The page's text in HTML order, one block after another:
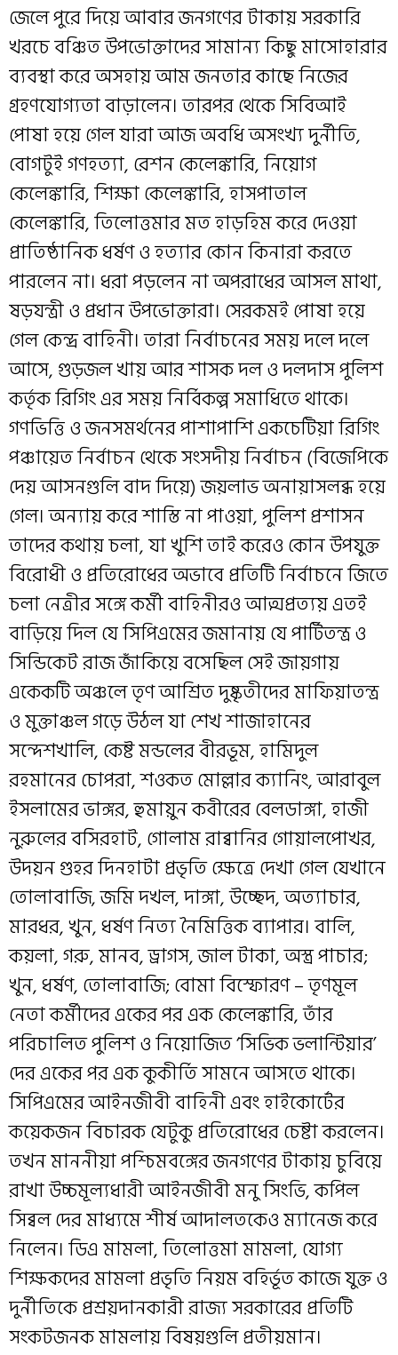
জেলে পুরে দিয়ে আবার জনগণের টাকায় সরকারি
খরচে বঞ্চিত উপভোক্তাদের সামান্য কিছু মাসোহারার
ব্যবস্থা করে অসহায় আম জনতার কাছে নিজের
গ্রহণযোগ্যতা বাড়ালেন। তারপর থেকে সিবিআই
পোষা হয়ে গেল যারা আজ অবধি অসংখ্য দুর্নীতি,
বোগটুই গণহত্যা, রেশন কেলেঙ্কারি, নিয়োগ
কেলেঙ্কারি, শিক্ষা কেলেঙ্কারি, হাসপাতাল
কেলেঙ্কারি, তিলোত্তমার মত হাড়হিম করে দেওয়া
প্রাতিষ্ঠানিক ধর্ষণ ও হত্যার কোন কিনারা করতে
পারলেন না। ধরা পড়লেন না অপরাধের আসল মাথা,
ষড়যন্ত্রী ও প্রধান উপভোক্তারা। সেরকমই পোষা হয়ে
গেল কেন্দ্র বাহিনী। তারা নির্বাচনের সময় দলে দলে
আসে, গুড়জল খায় আর শাসক দল ও দলদাস পুলিশ
কর্তৃক রিগিং এর সময় নির্বিকল্প সমাধিতে থাকে।
গণভিত্তি ও জনসমর্থনের পাশাপাশি একচেটিয়া রিগিং
পঞ্চায়েত নির্বাচন থেকে সংসদীয় নির্বাচন (বিজেপিকে
দেয় আসনগুলি বাদ দিয়ে) জয়লাভ অনায়াসলব্ধ হয়ে
গেল। অন্যায় করে শাস্তি না পাওয়া, পুলিশ প্রশাসন
তাদের কথায় চলা, যা খুশি তাই করেও কোন উপযুক্ত
বিরোধী ও প্রতিরোধের অভাবে প্রতিটি নির্বাচনে জিতে
চলা নেত্রীর সঙ্গে কর্মী বাহিনীরও আত্মপ্রত্যয় এতই
বাড়িয়ে দিল যে সিপিএমের জমানায় যে পার্টিতন্ত্র ও
সিন্ডিকেট রাজ জাঁকিয়ে বসেছিল সেই জায়গায়
একেকটি অঞ্চলে তৃণ আশ্রিত দুষ্কৃতীদের মাফিয়াতন্ত্র
ও মুক্তাঞ্চল গড়ে উঠল যা শেখ শাজাহানের
সন্দেশখালি, কেষ্ট মন্ডলের বীরভূম, হামিদুল
রহমানের চোপরা, শওকত মোল্লার ক্যানিং, আরাবুল
ইসলামের ভাঙ্গর, হুমায়ুন কবীরের বেলডাঙ্গা, হাজী
নুরুলের বসিরহাট, গোলাম রাব্বানির গোয়ালপোখর,
উদয়ন গুহর দিনহাটা প্রভৃতি ক্ষেত্রে দেখা গেল যেখানে
তোলাবাজি, জমি দখল, দাঙ্গা, উচ্ছেদ, অত্যাচার,
মারধর, খুন, ধর্ষণ নিত্য নৈমিত্তিক ব্যাপার। বালি,
কয়লা, গরু, মানব, ড্রাগস, জাল টাকা, অস্ত্র পাচার;
খুন, ধর্ষণ, তোলাবাজি; বোমা বিস্ফোরণ – তৃণমূল
নেতা কর্মীদের একের পর এক কেলেঙ্কারি, তাঁর
পরিচালিত পুলিশ ও নিয়োজিত ‘সিভিক ভলান্টিয়ার’
দের একের পর এক কুকীর্তি সামনে আসতে থাকে।
সিপিএমের আইনজীবী বাহিনী এবং হাইকোর্টের
কয়েকজন বিচারক যেটুকু প্রতিরোধের চেষ্টা করলেন।
তখন মাননীয়া পশ্চিমবঙ্গের জনগণের টাকায় চুবিয়ে
রাখা উচ্চমূল্যধারী আইনজীবী মনু সিংভি, কপিল
সিব্বল দের মাধ্যমে শীর্ষ আদালতকেও ম্যানেজ করে
নিলেন। ডিএ মামলা, তিলোত্তমা মামলা, যোগ্য
শিক্ষকদের মামলা প্রভৃতি নিয়ম বহির্ভূত কাজে যুক্ত ও
দুর্নীতিকে প্রশ্রয়দানকারী রাজ্য সরকারের প্রতিটি
সংকটজনক মামলায় বিষয়গুলি প্রতীয়মান।